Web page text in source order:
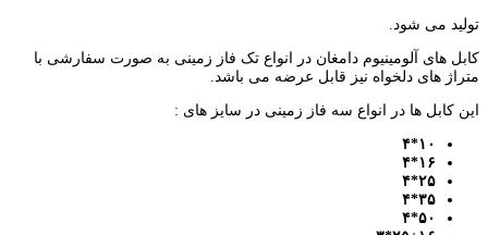
تولید می شود.
کابل های آلومینیوم دامغان در انواع تک فاز زمینی به صورت سفارشی با
متراژ های دلخواه نیز قابل عرضه می باشد.
این کابل ها در انواع سه فاز زمینی در سایز های :
۱۰*۴
۱۶*۴
۲۵*۴
۳۵*۴
۵۰*۴